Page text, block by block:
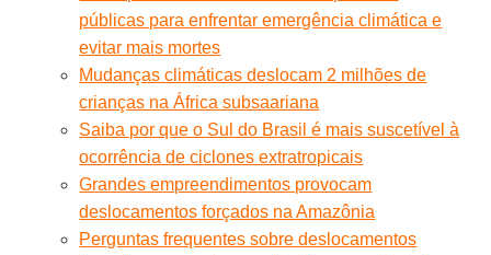
públicas para enfrentar emergência climática e
evitar mais mortes
Mudanças climáticas deslocam 2 milhões de
crianças na África subsaariana
Saiba por que o Sul do Brasil é mais suscetível à
ocorrência de ciclones extratropicais
Grandes empreendimentos provocam
deslocamentos forçados na Amazônia
Perguntas frequentes sobre deslocamentos